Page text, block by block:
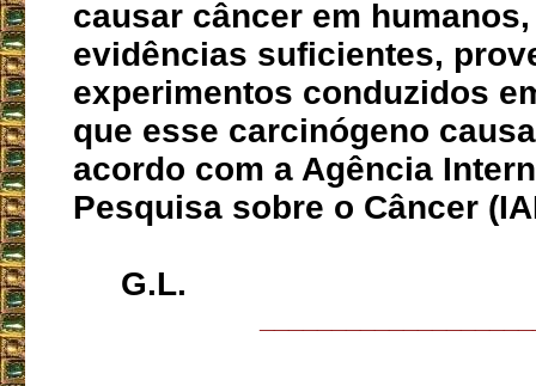
causar câncer em
evidências suficientes,
experimentos conduzidos
que esse carcinógeno
acordo com a Agência
Pesquisa sobre o Câncer
G.L.